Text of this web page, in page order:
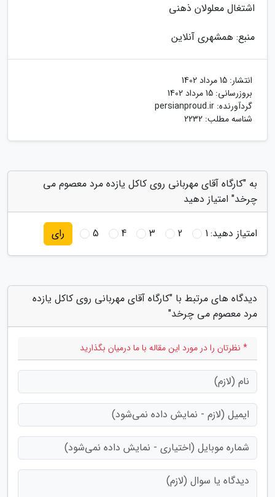
اشتغال معلولان ذهنی
منبع: همشهری آنلاین
انتشار: 15 مرداد 1402
بروزرسانی: 15 مرداد 1402
گردآورنده: persianproud.ir
شناسه مطلب: 2232
به "کارگاه آقای مهربانی روی کاکل یازده مرد معصوم می
چرخد" امتیاز دهید
امتیاز دهید:1
2
3
4
5 رای
دیدگاه های مرتبط با "کارگاه آقای مهربانی روی کاکل یازده
مرد معصوم می چرخد"
* نظرتان را در مورد این مقاله با ما درمیان بگذارید